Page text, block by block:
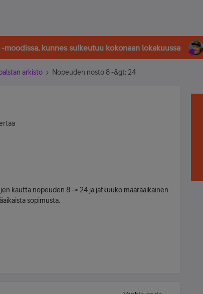
moodissa, kunnes sulkeutuu kokonaan lokakuussa
arkisto Nopeuden nosto 8 -&gt; 24
kautta nopeuden 8 -> 24 ja jatkuuko määräaikainen
sopimusta.